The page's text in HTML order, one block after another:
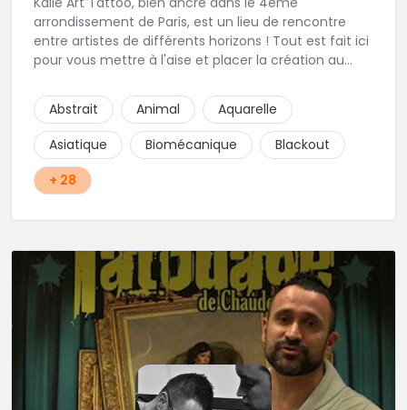
arrondissement de Paris, est un lieu de rencontre
entre artistes de différents horizons ! Tout est fait ici
pour vous mettre à l'aise et placer la création au
Abstrait
Animal
Aquarelle
Asiatique
Biomécanique
Blackout
+ 28